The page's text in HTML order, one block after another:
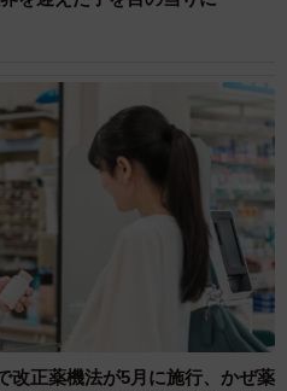
改正薬機法が5月に施行、かぜ薬